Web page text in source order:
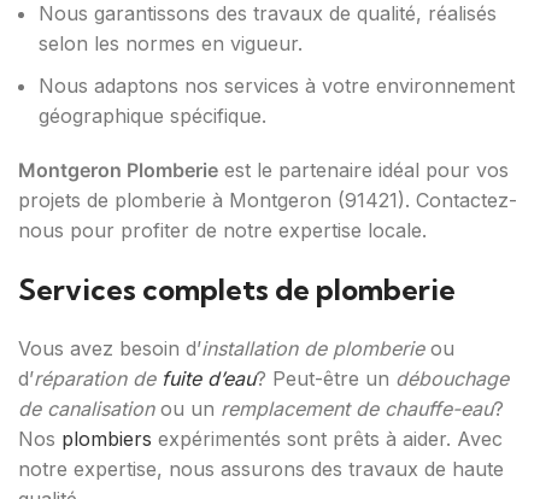
Nous garantissons des travaux de qualité, réalisés
selon les normes en vigueur.
Nous adaptons nos services à votre environnement
géographique spécifique.
Montgeron Plomberie est le partenaire idéal pour vos
projets de plomberie à Montgeron (91421). Contactez-
nous pour profiter de notre expertise locale.
Services complets de plomberie
Vous avez besoin d’installation de plomberieou
d’réparation de fuite d’eau? Peut-être un débouchage
de canalisationou un remplacement de chauffe-eau?
Nos plombiers expérimentés sont prêts à aider. Avec
notre expertise, nous assurons des travaux de haute